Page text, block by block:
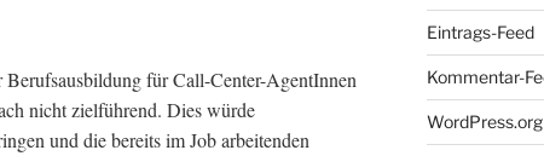
für Call-Center-AgentInnen
nicht zielführend. Dies würde
und die bereits im Job arbeitenden
Eintrags-Feed
Kommentar-
WordPress.org